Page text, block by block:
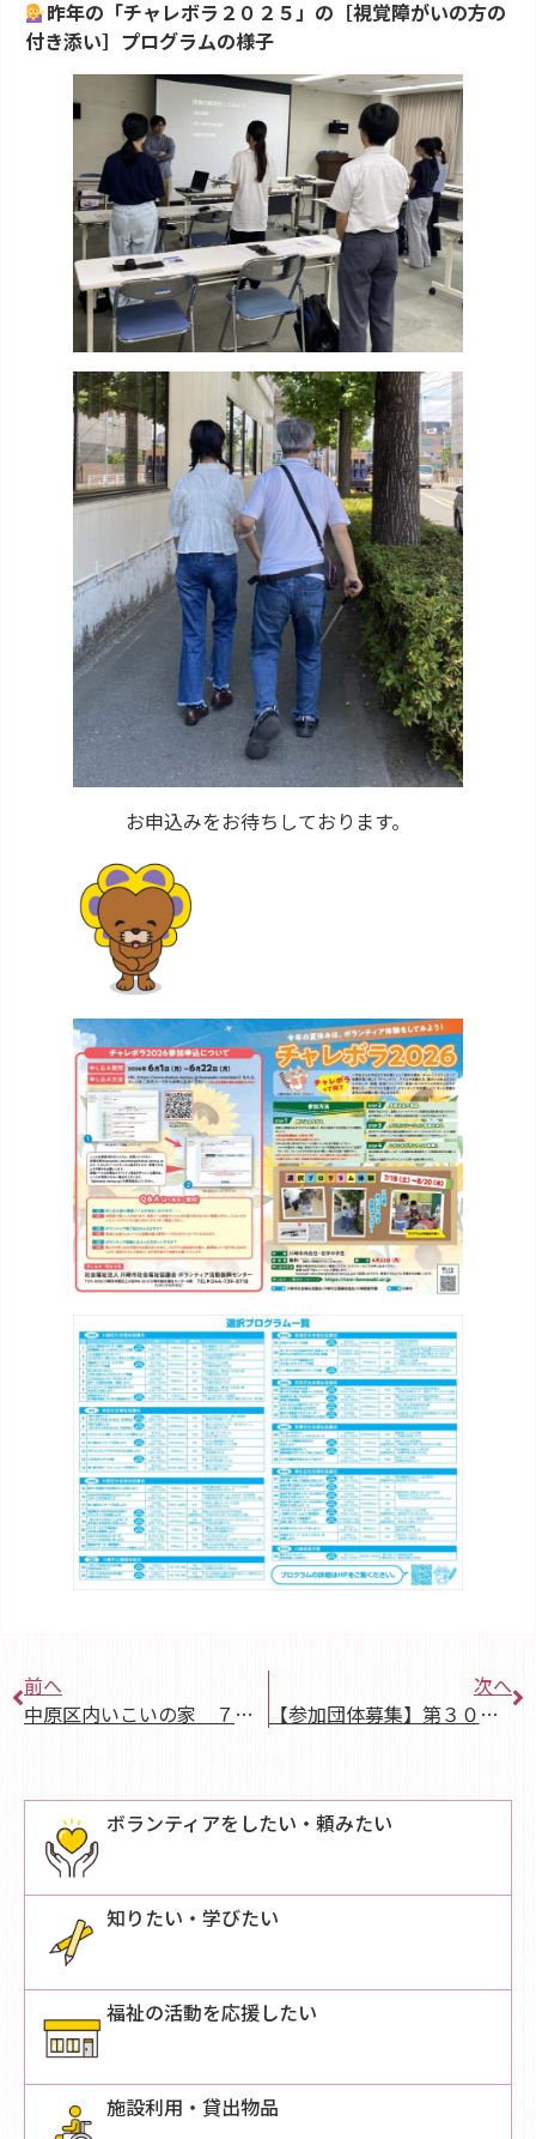
ボランティアをしたい・頼みたい
知りたい・学びたい
福祉の活動を応援したい
施設利用・貸出物品
昨年の「チャレボラ２０２５」の［視覚障がいの方の
付き添い］プログラムの様子
お申込みをお待ちしております。
前へ
中原区内いこいの家 ７月予定表
次へ
【参加団体募集】第３０回 なかはら福祉健康まつり開催